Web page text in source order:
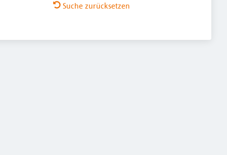
Suche zurücksetzen